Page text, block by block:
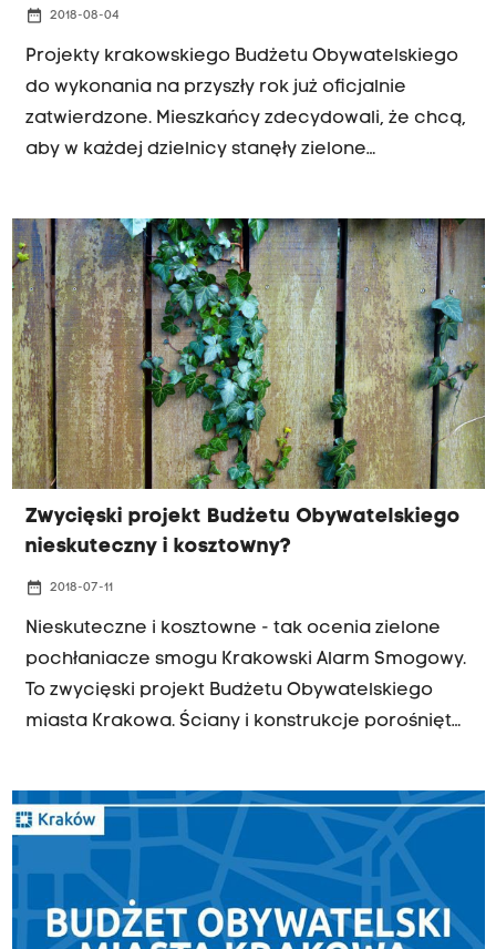
date_range 2018-08-04
Projekty krakowskiego Budżetu Obywatelskiego
do wykonania na przyszły rok już oficjalnie
zatwierdzone. Mieszkańcy zdecydowali, że chcą,
aby w każdej dzielnicy stanęły zielone
planszowych, a krakowscy strażacy-ochotnicy
dostali nowy sprzęt. Z pieniędzy z budżetu
obywatelskiego ma zostać przeprowadzony
remont zalewu Nowohuckiego i kąpieliska Bagry.
Zwycięski projekt Budżetu Obywatelskiego
nieskuteczny i kosztowny?
date_range 2018-07-11
Nieskuteczne i kosztowne - tak ocenia zielone
pochłaniacze smogu Krakowski Alarm Smogowy.
To zwycięski projekt Budżetu Obywatelskiego
miasta Krakowa. Ściany i konstrukcje porośnięte
rocznego utrzymania to około stu tysięcy złotych.
W Krakowie zainstalowano już natomiast zielone
przystanki - znajdują się między innymi przy
Centrum Kongresowym i Uniwersytecie
Rolniczym.